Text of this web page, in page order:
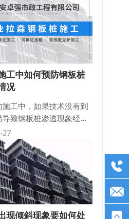
工中如何预防钢板桩
况
工中，如果技术没有到
致钢板桩渗透现象经常
生这样的情况会导致安
发生以及延误的工程的工
们一定要事先做好防
发生渗
27
现倾斜现象要如何处